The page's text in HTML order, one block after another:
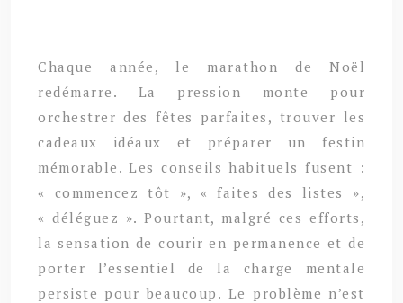
Chaque année, le marathon de Noël
redémarre. La pression monte pour
orchestrer des fêtes parfaites, trouver les
cadeaux idéaux et préparer un festin
mémorable. Les conseils habituels fusent :
« commencez tôt », « faites des listes »,
« déléguez ». Pourtant, malgré ces efforts,
la sensation de courir en permanence et de
porter l’essentiel de la charge mentale
persiste pour beaucoup. Le problème n’est